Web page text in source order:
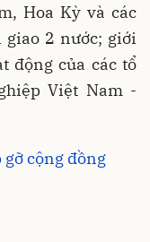
Hoa Kỳ và các
2 nước; giới
động của các tổ
Việt Nam -
cộng đồng